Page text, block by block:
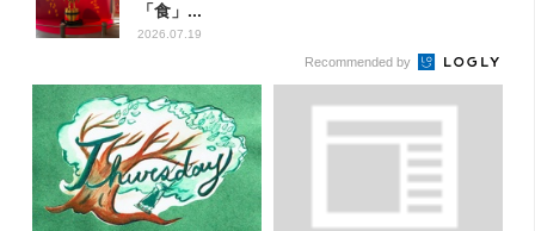
「食」...
2026.07.19
Recommended by